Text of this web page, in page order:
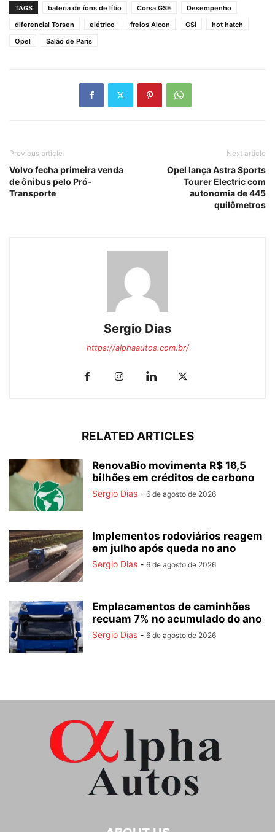
TAGS bateria de íons de lítio Corsa GSE
Desempenho
diferencial Torsen
elétrico freios Alcon GSi
hot hatch
Opel
Salão de Paris
Previous article
Volvo fecha primeira venda
de ônibus pelo Pró-
Transporte
Next article
Opel lança Astra Sports
Tourer Electric com
autonomia de 445
quilômetros
Sergio Dias
https://alphaautos.com.br/
RELATED ARTICLES
RenovaBio movimenta R$ 16,5
bilhões em créditos de carbono
Sergio Dias - 6 de agosto de 2026
Implementos rodoviários reagem
em julho após queda no ano
Sergio Dias - 6 de agosto de 2026
Emplacamentos de caminhões
recuam 7% no acumulado do ano
Sergio Dias - 6 de agosto de 2026